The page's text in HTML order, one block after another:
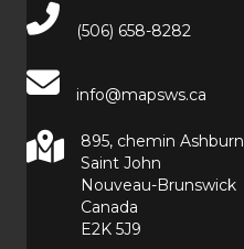
Main Telephone Number
(506) 658-8282
info@mapsws.ca
895, chemin Ashburn
Saint John
Nouveau-Brunswick
Canada
E2K 5J9